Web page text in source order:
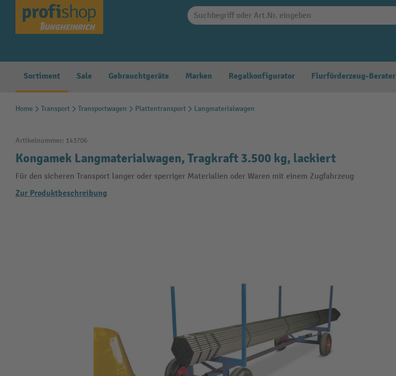
Zur Hauptnavigation springen
Sortiment Sale Gebrauchtgeräte Marken Regalkonfigurator Flurförderzeug-Berater
Home Transport Transportwagen Plattentransport Langmaterialwagen
Artikelnummer: 143706
Kongamek Langmaterialwagen, Tragkraft 3.500 kg, lackiert
Für den sicheren Transport langer oder sperriger Materialien oder Waren mit einem Zugfahrzeug
Zur Produktbeschreibung